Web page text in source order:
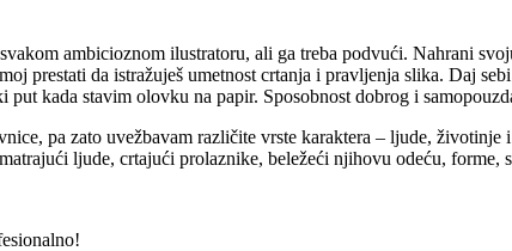
ambicioznom ilustratoru, ali ga treba podvući. Nahrani
prestati da istražuješ umetnost crtanja i pravljenja slika. Daj
kada stavim olovku na papir. Sposobnost dobrog i
pa zato uvežbavam različite vrste karaktera – ljude,
ljude, crtajući prolaznike, beležeći njihovu odeću,